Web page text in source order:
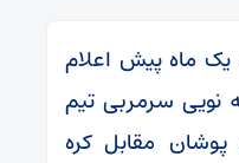
یک ماه پیش اعلام
نویی سرمربی تیم
مقابل کره